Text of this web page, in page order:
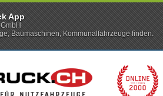
App
Baumaschinen, Kommunalfahrzeuge finden.